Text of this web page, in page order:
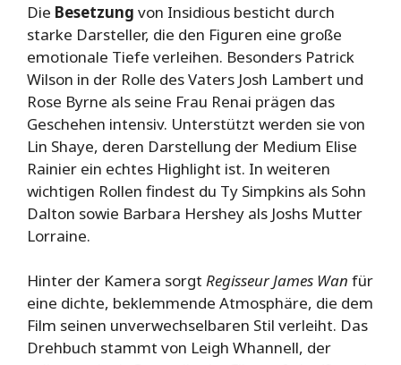
Die Besetzung von Insidious besticht durch
starke Darsteller, die den Figuren eine große
emotionale Tiefe verleihen. Besonders Patrick
Wilson in der Rolle des Vaters Josh Lambert und
Rose Byrne als seine Frau Renai prägen das
Geschehen intensiv. Unterstützt werden sie von
Lin Shaye, deren Darstellung der Medium Elise
Rainier ein echtes Highlight ist. In weiteren
wichtigen Rollen findest du Ty Simpkins als Sohn
Dalton sowie Barbara Hershey als Joshs Mutter
Lorraine.
Hinter der Kamera sorgt Regisseur James Wan für
eine dichte, beklemmende Atmosphäre, die dem
Film seinen unverwechselbaren Stil verleiht. Das
Drehbuch stammt von Leigh Whannell, der